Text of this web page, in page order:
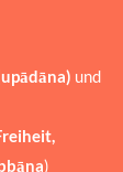
und
)